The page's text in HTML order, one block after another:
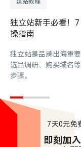
独立站新手必看！
操指南
独立站是品牌出海重
选品调研、购买域名
步骤。
7天0元免
即刻加